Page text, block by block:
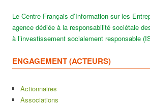
Le Centre Français d’Information sur les
agence dédiée à la responsabilité sociétale
à l’investissement socialement responsable
ENGAGEMENT (ACTEURS)
Actionnaires
Associations